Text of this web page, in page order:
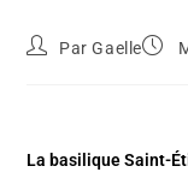
ParGaelle
La basilique Saint-